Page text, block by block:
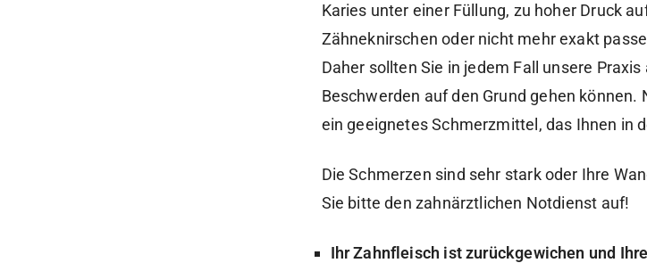
Karies unter einer Füllung, zu hoher Druck
Zähneknirschen oder nicht mehr exakt
Daher sollten Sie in jedem Fall unsere
Beschwerden auf den Grund gehen
ein geeignetes Schmerzmittel, das Ihnen in
Die Schmerzen sind sehr stark oder Ihre
Sie bitte den zahnärztlichen Notdienst auf!
Ihr Zahnfleisch ist zurückgewichen und